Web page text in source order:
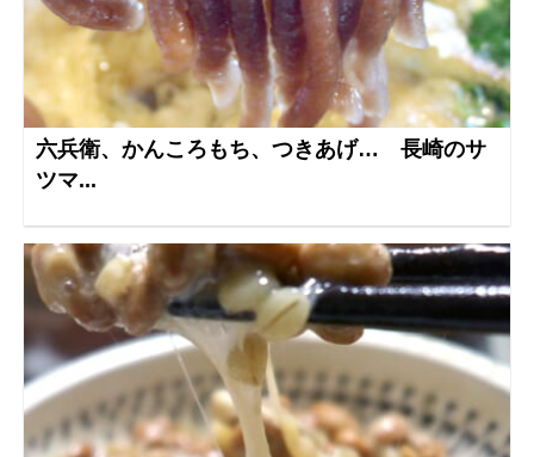
六兵衛、かんころもち、つきあげ… 長崎のサ
ツマ...